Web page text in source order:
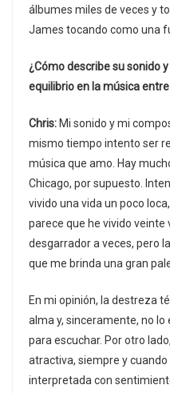
álbumes miles de veces y
James tocando como una
¿Cómo describe su sonido
equilibrio en la música
Chris: Mi sonido y mi
mismo tiempo intento ser
música que amo. Hay
Chicago, por supuesto.
vivido una vida un poco
parece que he vivido veinte
desgarrador a veces, pero
que me brinda una gran
En mi opinión, la destreza
alma y, sinceramente, no
para escuchar. Por otro
atractiva, siempre y
interpretada con